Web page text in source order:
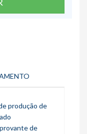
produção de
de